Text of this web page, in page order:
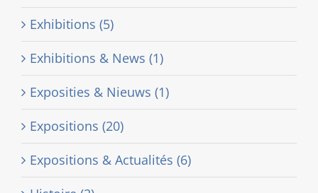
Exhibitions (5)
Exhibitions & News (1)
Exposities & Nieuws (1)
Expositions (20)
Expositions & Actualités (6)